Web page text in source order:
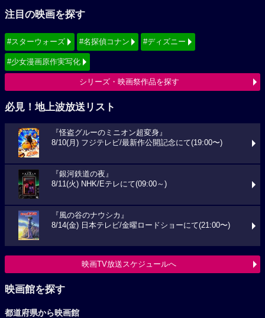
注目の映画を探す
#スターウォーズ #名探偵コナン #ディズニー
#少女漫画原作実写化
シリーズ・映画祭作品を探す
必見！地上波放送リスト
『怪盗グルーのミニオン超変身』
8/10(月) フジテレビ/最新作公開記念にて(19:00〜)
『銀河鉄道の夜』
8/11(火) NHK/Eテレにて(09:00～)
『風の谷のナウシカ』
8/14(金) 日本テレビ/金曜ロードショーにて(21:00〜)
映画TV放送スケジュールへ
映画館を探す
都道府県から映画館